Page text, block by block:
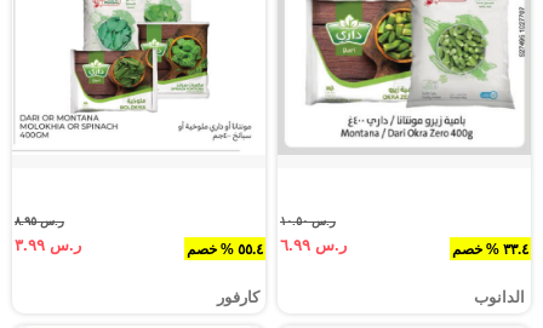
٣٣.٤ % خصم
ر.س ١٠.٥٠
ر.س ٦.٩٩
الدانوب
٥٥.٤ % خصم
ر.س ٨.٩٥
ر.س ٣.٩٩
كارفور